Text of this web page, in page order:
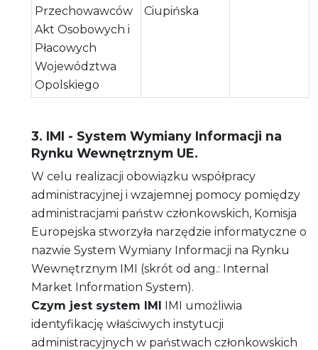
Przechowawców
Akt Osobowych i
Płacowych
Województwa
Opolskiego
Ciupińska
3. IMI - System Wymiany Informacji na
Rynku Wewnętrznym UE.
W celu realizacji obowiązku współpracy
administracyjnej i wzajemnej pomocy pomiędzy
administracjami państw członkowskich, Komisja
Europejska stworzyła narzędzie informatyczne o
nazwie System Wymiany Informacji na Rynku
Wewnętrznym IMI (skrót od ang.: Internal
Market Information System).
Czym jest system IMI IMI umożliwia
identyfikację właściwych instytucji
administracyjnych w państwach członkowskich